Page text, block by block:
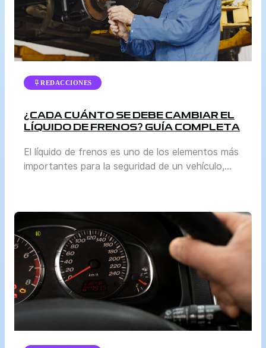
REDACCIONES
¿CADA CUÁNTO SE DEBE CAMBIAR EL
LÍQUIDO DE FRENOS? GUÍA COMPLETA
El líquido de frenos es uno de los elementos más
importantes para la seguridad de un vehículo,
o la revisión de llantas. Sin embargo, mantenerlo
en buen estado es vital para garantizar que el
sistema de frenos funcione correctamente. En
esta […]